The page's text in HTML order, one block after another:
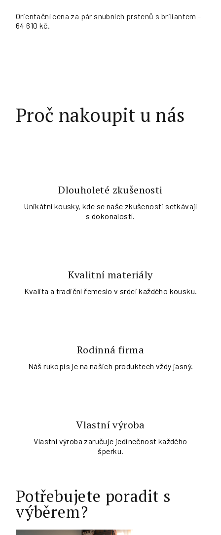
Orientační cena za pár snubních prstenů s briliantem -
64 610 kč.
Proč nakoupit u nás
Dlouholeté zkušenosti
Unikátní kousky, kde se naše zkušenosti setkávají
s dokonalostí.
Kvalitní materiály
Kvalita a tradiční řemeslo v srdci každého kousku.
Rodinná firma
Náš rukopis je na našich produktech vždy jasný.
Vlastní výroba
Vlastní výroba zaručuje jedinečnost každého
šperku.
Potřebujete poradit s
výběrem?